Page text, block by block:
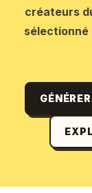
créateurs
sélectionné